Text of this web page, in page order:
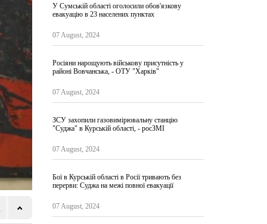
У Сумській області оголосили обов'язкову
евакуацію в 23 населених пунктах
07 August, 2024
Росіяни нарощують військову присутність у
районі Вовчанська, - ОТУ "Харків"
07 August, 2024
ЗСУ захопили газовимірювальну станцію
"Суджа" в Курській області, - росЗМІ
07 August, 2024
Бої в Курській області в Росії тривають без
перерви: Суджа на межі повної евакуації
07 August, 2024